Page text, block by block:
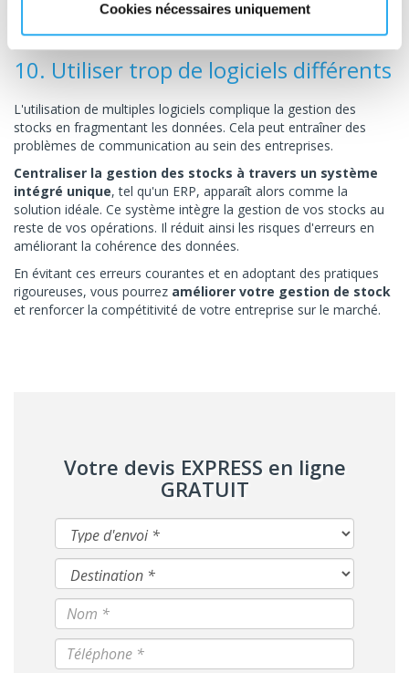
Cookies nécessaires uniquement
10. Utiliser trop de logiciels différents
L'utilisation de multiples logiciels complique la gestion des
stocks en fragmentant les données. Cela peut entraîner des
problèmes de communication au sein des entreprises.
Centraliser la gestion des stocks à travers un système
intégré unique, tel qu'un ERP, apparaît alors comme la
solution idéale. Ce système intègre la gestion de vos stocks au
reste de vos opérations. Il réduit ainsi les risques d'erreurs en
améliorant la cohérence des données.
En évitant ces erreurs courantes et en adoptant des pratiques
rigoureuses, vous pourrez améliorer votre gestion de stock
et renforcer la compétitivité de votre entreprise sur le marché.
Votre devis EXPRESS en ligne
GRATUIT